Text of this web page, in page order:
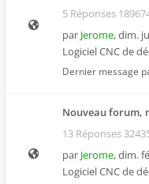
5 Réponses
par Jerome,dim.
Logiciel CNC de
Dernier message
Nouveau forum,
13 Réponses
par Jerome,dim.
Logiciel CNC de